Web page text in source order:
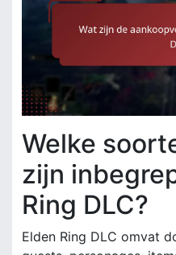
Welke
zijn
Ring DLC?
Elden Ring DLC omvat